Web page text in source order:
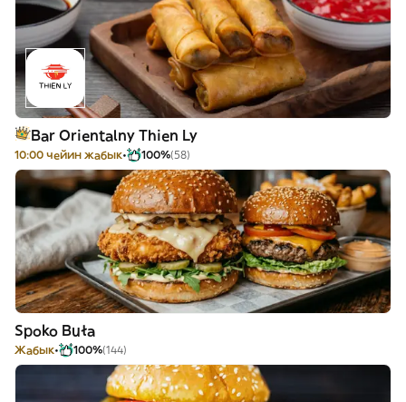
Bar Orientalny Thien Ly
10:00 чейин жабык 100%(58)
Spoko Buła
Жабык 100%(144)